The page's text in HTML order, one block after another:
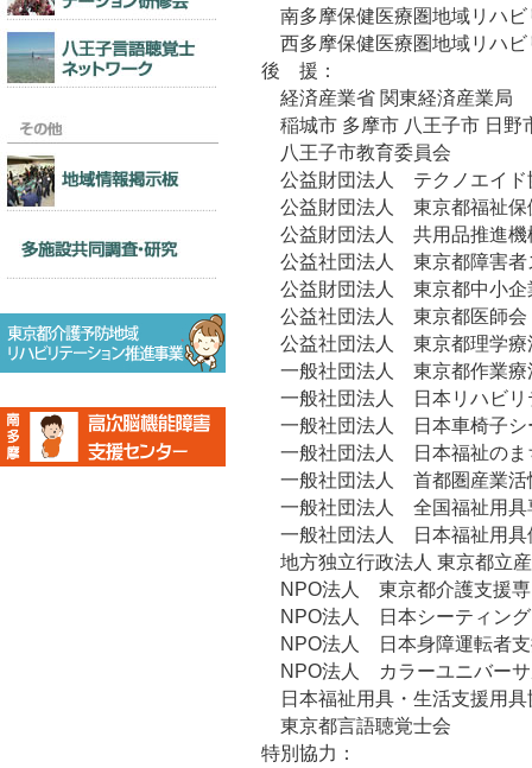
南多摩保健医療圏地域リハ
西多摩保健医療圏地域リハ
後 援：
経済産業省 関東経済産業局
稲城市 多摩市 八王子市 日野
八王子市教育委員会
公益財団法人 テクノエイド
公益財団法人 東京都福祉保
公益財団法人 共用品推進機
公益社団法人 東京都障害者
公益財団法人 東京都中小企
公益社団法人 東京都医師会
公益社団法人 東京都理学療
一般社団法人 東京都作業療
一般社団法人 日本リハビリ
一般社団法人 日本車椅子シ
一般社団法人 日本福祉のま
一般社団法人 首都圏産業活
一般社団法人 全国福祉用具
一般社団法人 日本福祉用具
地方独立行政法人 東京都立
NPO法人 東京都介護支援専
NPO法人 日本シーティング
NPO法人 日本身障運転者支
NPO法人 カラーユニバーサ
日本福祉用具・生活支援用具
東京都言語聴覚士会
特別協力：